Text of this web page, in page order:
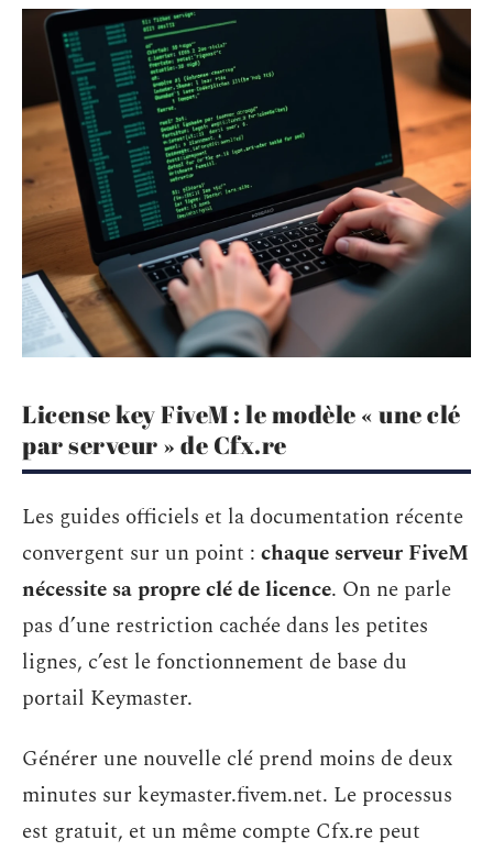
License key FiveM : le modèle « une clé
par serveur » de Cfx.re
Les guides officiels et la documentation récente
convergent sur un point : chaque serveur FiveM
nécessite sa propre clé de licence. On ne parle
pas d’une restriction cachée dans les petites
lignes, c’est le fonctionnement de base du
portail Keymaster.
Générer une nouvelle clé prend moins de deux
minutes sur keymaster.fivem.net. Le processus
est gratuit, et un même compte Cfx.re peut